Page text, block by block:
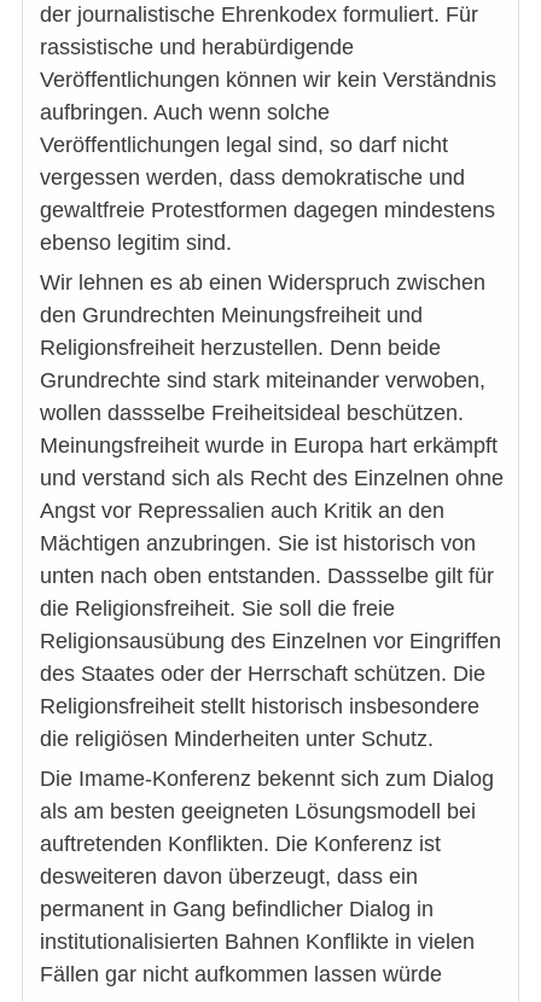
der journalistische Ehrenkodex formuliert. Für
rassistische und herabürdigende
Veröffentlichungen können wir kein Verständnis
aufbringen. Auch wenn solche
Veröffentlichungen legal sind, so darf nicht
vergessen werden, dass demokratische und
gewaltfreie Protestformen dagegen mindestens
ebenso legitim sind.
Wir lehnen es ab einen Widerspruch zwischen
den Grundrechten Meinungsfreiheit und
Religionsfreiheit herzustellen. Denn beide
Grundrechte sind stark miteinander verwoben,
wollen dassselbe Freiheitsideal beschützen.
Meinungsfreiheit wurde in Europa hart erkämpft
und verstand sich als Recht des Einzelnen ohne
Angst vor Repressalien auch Kritik an den
Mächtigen anzubringen. Sie ist historisch von
unten nach oben entstanden. Dassselbe gilt für
die Religionsfreiheit. Sie soll die freie
Religionsausübung des Einzelnen vor Eingriffen
des Staates oder der Herrschaft schützen. Die
Religionsfreiheit stellt historisch insbesondere
die religiösen Minderheiten unter Schutz.
Die Imame-Konferenz bekennt sich zum Dialog
als am besten geeigneten Lösungsmodell bei
auftretenden Konflikten. Die Konferenz ist
desweiteren davon überzeugt, dass ein
permanent in Gang befindlicher Dialog in
institutionalisierten Bahnen Konflikte in vielen
Fällen gar nicht aufkommen lassen würde